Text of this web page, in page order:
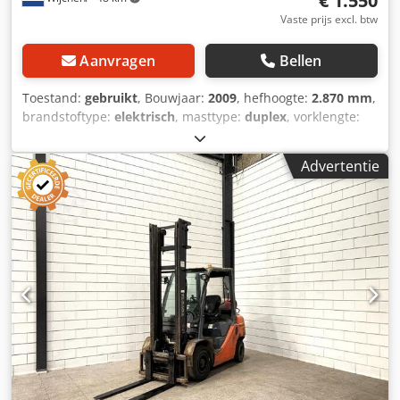
Vaste prijs excl. btw
Aanvragen Bellen
Toestand: gebruikt, Bouwjaar: 2009, hefhoogte: 2.870 mm,
brandstoftype: elektrisch, masttype: duplex, vorklengte:
1.950 mm
mm, totale breedte:850 mm, kleur:zwart, Ledig gewicht:
1.270 kg Hefcapaciteit: 1.200 kg - Bouwjaar: 2009 -
Documentatie aanwezig: Ja - └ Type documentatie:
Gebruikershandleiding - CE markering aanwezig: Ja - CE
certificaat aanwezig: Nee - Serienummer: 7XL00043 - Type:
Sta stapelaar - Hefvermogen: 1200kg - Hefhoogte: 2870mm
- Doorrijhoogte: 1950mm - Vorklengte: 1140mm -
Vorkbreedte: 560mm - Mast: Duplex - Aandrijving:
Elektrisch - Batterij/accu informatie: - └ Merk/Type: PZS
345 - └ Bouwjaar batterij: 2009 - └ Capaciteit: 345Ah - └
Accu spanning: 24V - └ Trog lengte [mm]: 790 - └ Trog
breedte [mm]: 210 - └ Trog hoogte [mm]: 640 -
Transportafmetingen: 1960mm x 850mm x 1950mm (l x b x
Advertentie